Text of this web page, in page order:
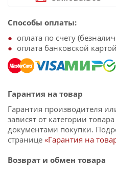
Способы оплаты:
оплата по счету
оплата банковской картой
Гарантия на товар
Гарантия производителя
зависят от категории
документами покупки.
странице «Гарантия на
Возврат и обмен товара